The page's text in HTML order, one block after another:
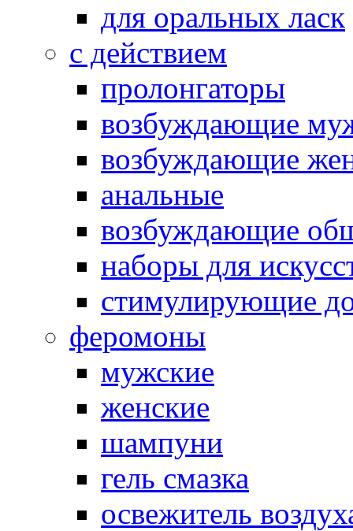
для оральных ласк
с действием
пролонгаторы
возбуждающие
возбуждающие
анальные
возбуждающие
наборы для
стимулирующие
феромоны
мужские
женские
шампуни
гель смазка
освежитель